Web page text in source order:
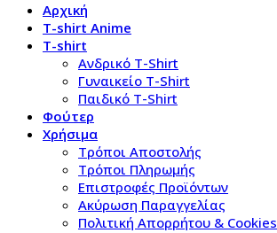
Αρχική
T-shirt Anime
T-shirt
Aνδρικό Τ-Shirt
Γυναικείο T-Shirt
Παιδικό T-Shirt
Φούτερ
Χρήσιμα
Τρόποι Αποστολής
Τρόποι Πληρωμής
Επιστροφές Προϊόντων
Ακύρωση Παραγγελίας
Πολιτική Απορρήτου & Cookies